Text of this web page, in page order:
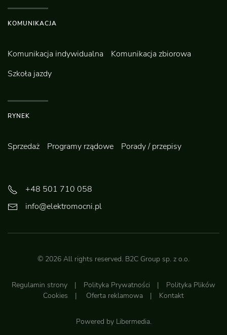
KOMUNIKACJA
Komunikacja indywidualna
Komunikacja zbiorowa
Szkoła jazdy
RYNEK
Sprzedaż Programy rządowe Porady / przepisy
+48 501 710 058
info@elektromocni.pl
© 2026 All rights reserved. B2C Group sp. z o.o.
Regulamin strony | Polityka Prywatności | Polityka Plików
Cookies | Oferta reklamowa | Kontakt
Powered by Libermedia.